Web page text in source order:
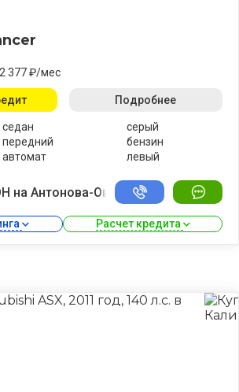
377 ₽/мес
седан
передний
автомат
серый
бензин
левый
Подробнее
на Антонова-Овсеенко
Расчет кредита